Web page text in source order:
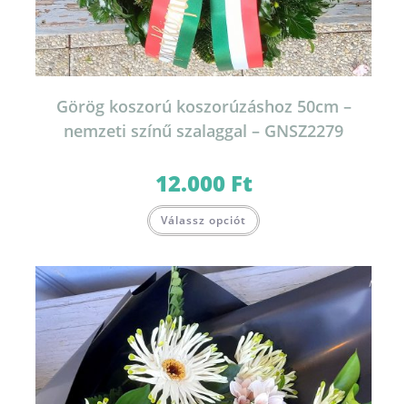
Görög koszorú koszorúzáshoz 50cm –
nemzeti színű szalaggal – GNSZ2279
12.000 Ft
Válassz opciót